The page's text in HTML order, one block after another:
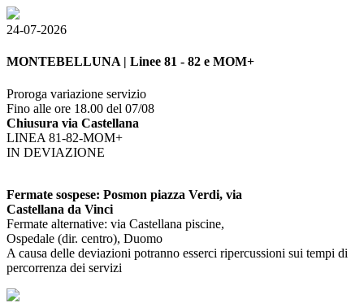
24-07-2026
MONTEBELLUNA | Linee 81 - 82 e MOM+
Proroga variazione servizio
Fino alle ore 18.00 del 07/08
Chiusura via Castellana
LINEA 81-82-MOM+
IN DEVIAZIONE
Fermate sospese: Posmon piazza Verdi, via
Castellana da Vinci
Fermate alternative: via Castellana piscine,
Ospedale (dir. centro), Duomo
A causa delle deviazioni potranno esserci ripercussioni sui tempi di
percorrenza dei servizi